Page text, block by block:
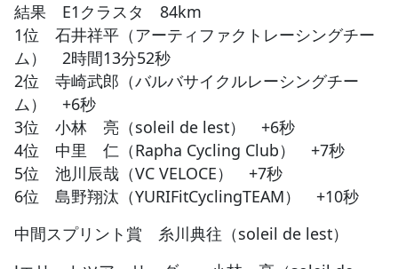
結果 E1クラスタ 84km
1位 石井祥平（アーティファクトレーシングチー
ム） 2時間13分52秒
2位 寺崎武郎（バルバサイクルレーシングチー
ム） +6秒
3位 小林 亮（soleil de lest） +6秒
4位 中里 仁（Rapha Cycling Club） +7秒
5位 池川辰哉（VC VELOCE） +7秒
6位 島野翔汰（YURIFitCyclingTEAM） +10秒
中間スプリント賞 糸川典往（soleil de lest）